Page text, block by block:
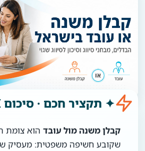
✦ תקציר חכם · סיכום AI
קבלן משנה מול עובד הוא צומת
שקובע חשיפה משפטית: מעסיק